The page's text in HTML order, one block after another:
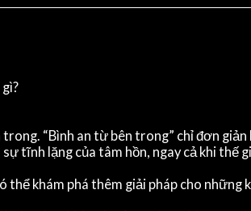
trong. “Bình an từ bên trong” chỉ đơn
tĩnh lặng của tâm hồn, ngay cả khi thế
thể khám phá thêm giải pháp cho